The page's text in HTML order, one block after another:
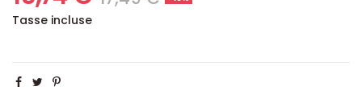
Tasse incluse